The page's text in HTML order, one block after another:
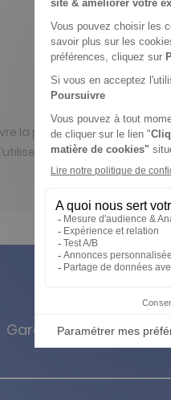
la passion du voyage
et partir sur les
L'AVIS
Garanties des prix les